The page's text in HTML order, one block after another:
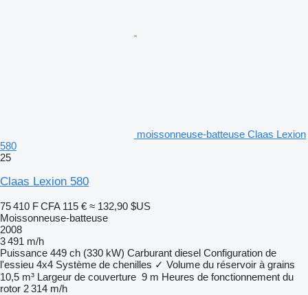
moissonneuse-batteuse Claas Lexion
580
25
Claas Lexion 580
75 410 F CFA 115 € ≈ 132,90 $US
Moissonneuse-batteuse
2008
3 491 m/h
Puissance 449 ch (330 kW) Carburant diesel Configuration de
l'essieu 4x4 Système de chenilles ✓ Volume du réservoir à grains
10,5 m³ Largeur de couverture 9 m Heures de fonctionnement du
rotor 2 314 m/h